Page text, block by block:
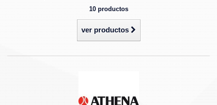
10 productos
ver productos